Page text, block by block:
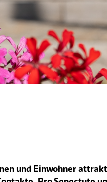
und Einwohner